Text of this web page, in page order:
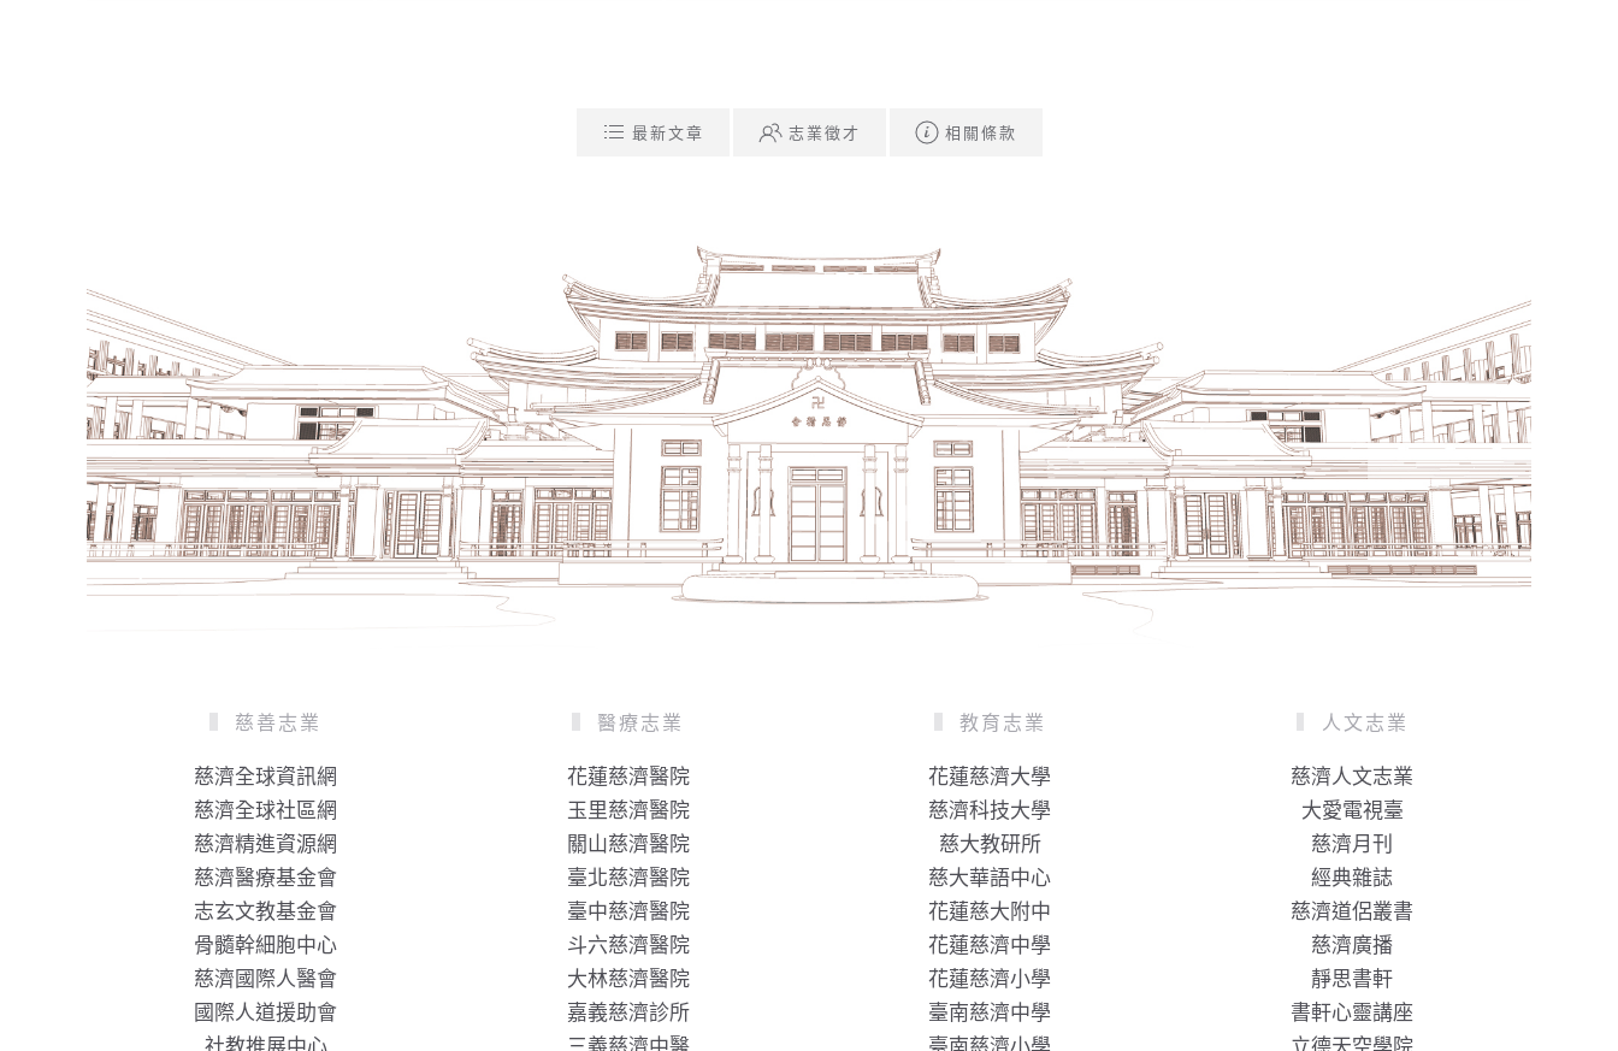
最新文章 志業徵才 相關條款
慈善志業
慈濟全球資訊網
慈濟全球社區網
慈濟精進資源網
慈濟醫療基金會
志玄文教基金會
骨髓幹細胞中心
慈濟國際人醫會
國際人道援助會
社教推展中心
醫療志業
花蓮慈濟醫院
玉里慈濟醫院
關山慈濟醫院
臺北慈濟醫院
臺中慈濟醫院
斗六慈濟醫院
大林慈濟醫院
嘉義慈濟診所
三義慈濟中醫
教育志業
花蓮慈濟大學
慈濟科技大學
慈大教研所
慈大華語中心
花蓮慈大附中
花蓮慈濟中學
花蓮慈濟小學
臺南慈濟中學
臺南慈濟小學
人文志業
慈濟人文志業
大愛電視臺
慈濟月刊
經典雜誌
慈濟道侶叢書
慈濟廣播
靜思書軒
書軒心靈講座
立德天空學院